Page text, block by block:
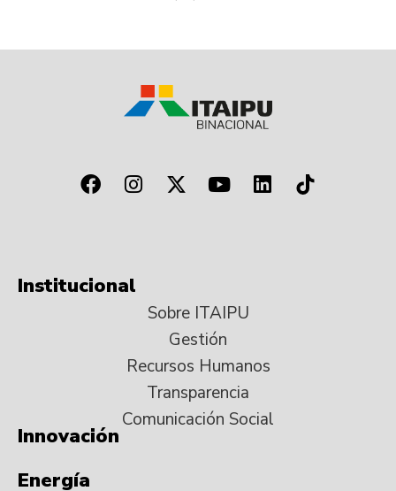
Institucional
Sobre ITAIPU
Gestión
Recursos Humanos
Transparencia
Comunicación Social
Innovación
Energía